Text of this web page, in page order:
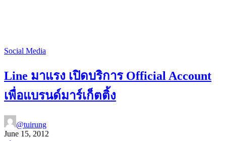
Social Media
Line มาแรง เปิดบริการ Official Account
เพื่อแบรนด์มาร์เก็ตติ้ง
@tuirung
June 15, 2012